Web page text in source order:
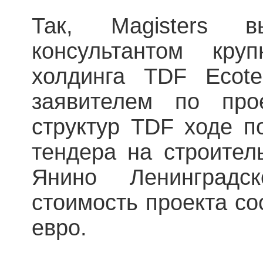
Так, Magisters
консультантом
холдинга TDF
заявителем по
структур TDF ходе
тендера на
Янино
стоимость проекта
евро.